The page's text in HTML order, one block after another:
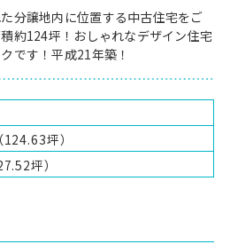
分譲地内に位置する中古住宅をご
約124坪！おしゃれなデザイン住宅
です！平成21年築！
坪）
坪）